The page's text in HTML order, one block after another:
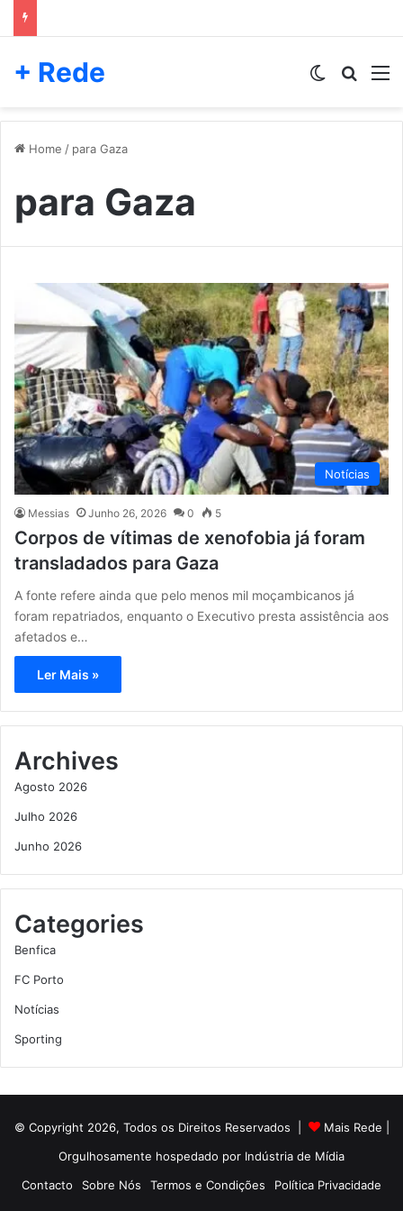
+ Rede Switch skin
Home / para Gaza
para Gaza
Notícias
Messias Junho 26, 2026 0 5
Corpos de vítimas de xenofobia já foram
transladados para Gaza
A fonte refere ainda que pelo menos mil moçambicanos já
foram repatriados, enquanto o Executivo presta assistência aos
afetados e…
Ler Mais »
Archives
Agosto 2026
Julho 2026
Junho 2026
Categories
Benfica
FC Porto
Notícias
Sporting
© Copyright 2026, Todos os Direitos Reservados | Mais Rede
Orgulhosamente hospedado por Indústria de Mídia
Contacto
Sobre Nós Termos e Condições Política Privacidade